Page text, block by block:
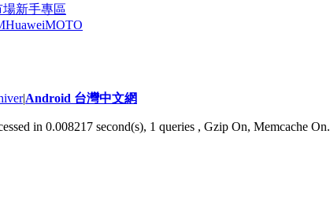
場新手專區
HuaweiMOTO
|Android 台灣中文網
in 0.008217 second(s), 1 queries , Gzip On, Memcache On.